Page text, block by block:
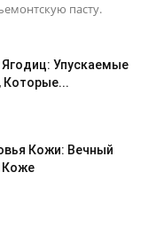
пасту.
Упускаемые
Которые...
Кожи: Вечный
Коже